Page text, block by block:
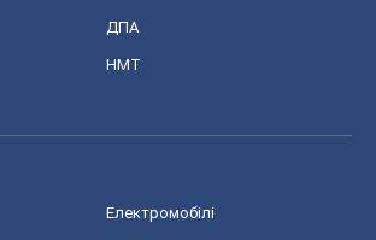
ДПА
НМТ
Електромобілі